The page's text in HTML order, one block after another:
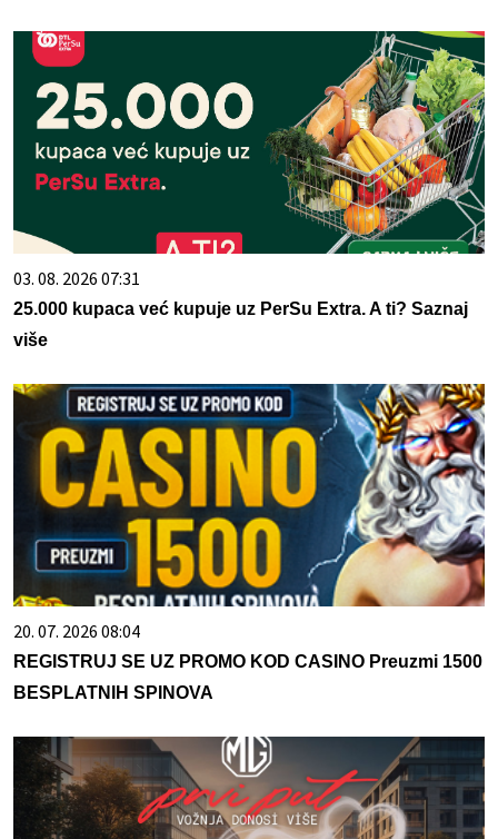
03. 08. 2026 07:31
25.000 kupaca već kupuje uz PerSu Extra. A ti? Saznaj
više
20. 07. 2026 08:04
REGISTRUJ SE UZ PROMO KOD CASINO Preuzmi 1500
BESPLATNIH SPINOVA